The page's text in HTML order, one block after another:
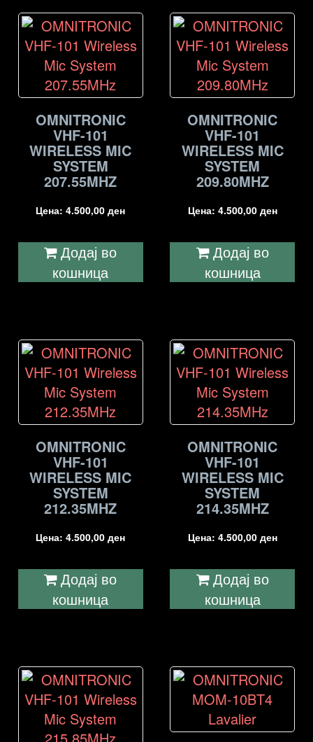
OMNITRONIC
VHF-101
WIRELESS MIC
SYSTEM
207.55MHZ
Цена:4.500,00ден
Додај во
кошница
OMNITRONIC
VHF-101
WIRELESS MIC
SYSTEM
209.80MHZ
Цена: 4.500,00 ден
Додај во
кошница
OMNITRONIC
VHF-101
WIRELESS MIC
SYSTEM
212.35MHZ
Цена:4.500,00ден
Додај во
кошница
OMNITRONIC
VHF-101
WIRELESS MIC
SYSTEM
214.35MHZ
Цена: 4.500,00 ден
Додај во
кошница